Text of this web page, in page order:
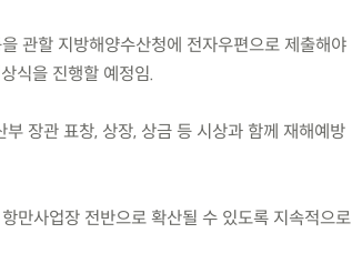
관할 지방해양수산청에 전자우편으로 제출해야
식을 진행할 예정임.
장관 표창, 상장, 상금 등 시상과 함께 재해예방
만사업장 전반으로 확산될 수 있도록 지속적으로